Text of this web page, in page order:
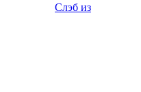
Слэб из